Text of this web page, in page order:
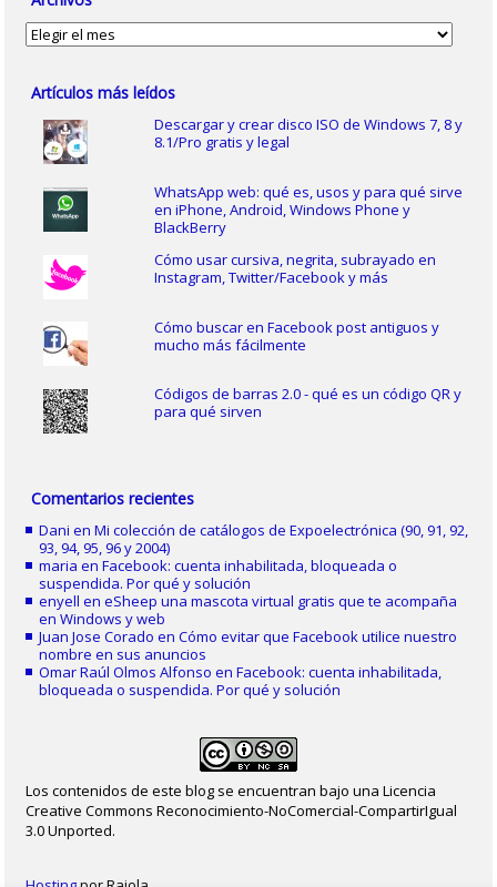
Archivos
Artículos más leídos
Descargar y crear disco ISO de Windows 7, 8 y
8.1/Pro gratis y legal
WhatsApp web: qué es, usos y para qué sirve
en iPhone, Android, Windows Phone y
BlackBerry
Cómo usar cursiva, negrita, subrayado en
Instagram, Twitter/Facebook y más
Cómo buscar en Facebook post antiguos y
mucho más fácilmente
Códigos de barras 2.0 - qué es un código QR y
para qué sirven
Comentarios recientes
Dani enMi colección de catálogos de Expoelectrónica (90, 91, 92,
93, 94, 95, 96 y 2004)
maria enFacebook: cuenta inhabilitada, bloqueada o
suspendida. Por qué y solución
enyell eneSheep una mascota virtual gratis que te acompaña
en Windows y web
Juan Jose Corado enCómo evitar que Facebook utilice nuestro
nombre en sus anuncios
Omar Raúl Olmos Alfonso enFacebook: cuenta inhabilitada,
bloqueada o suspendida. Por qué y solución
Los contenidos de este blog se encuentran bajo una Licencia
Creative Commons Reconocimiento-NoComercial-CompartirIgual
3.0 Unported.